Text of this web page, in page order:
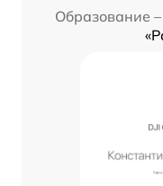
Образование –